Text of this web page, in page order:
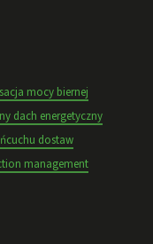
mocy biernej
dach energetyczny
dostaw
management